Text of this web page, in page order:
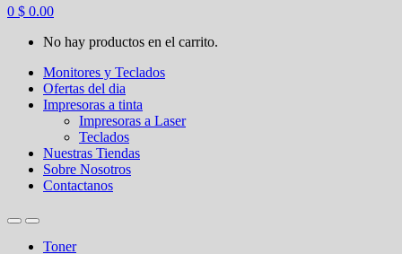
0 $ 0.00
No hay productos en el carrito.
Monitores y Teclados
Ofertas del dia
Impresoras a tinta
Impresoras a Laser
Teclados
Nuestras Tiendas
Sobre Nosotros
Contactanos
Toner